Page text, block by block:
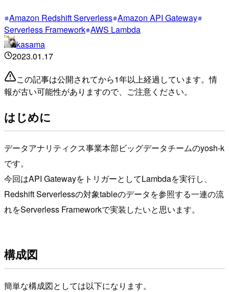
Amazon Redshift Serverless Amazon API Gateway
Serverless Framework AWS Lambda
kasama
2023.01.17
この記事は公開されてから1年以上経過しています。情
報が古い可能性がありますので、ご注意ください。
はじめに
データアナリティクス事業本部ビッグデータチームのyosh-k
です。
今回はAPI GatewayをトリガーとしてLambdaを実行し、
Redshift Serverlessの対象tableのデータを参照する一連の流
れをServerless Frameworkで実装したいと思います。
構成図
簡単な構成図としては以下になります。